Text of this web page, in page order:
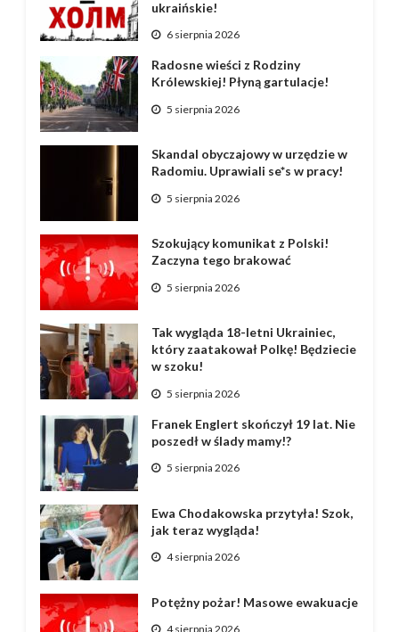
ukraińskie!
6 sierpnia 2026
Radosne wieści z Rodziny
Królewskiej! Płyną gartulacje!
5 sierpnia 2026
Skandal obyczajowy w urzędzie w
Radomiu. Uprawiali se*s w pracy!
5 sierpnia 2026
Szokujący komunikat z Polski!
Zaczyna tego brakować
5 sierpnia 2026
Tak wygląda 18-letni Ukrainiec,
który zaatakował Polkę! Będziecie
w szoku!
5 sierpnia 2026
Franek Englert skończył 19 lat. Nie
poszedł w ślady mamy!?
5 sierpnia 2026
Ewa Chodakowska przytyła! Szok,
jak teraz wygląda!
4 sierpnia 2026
Potężny pożar! Masowe ewakuacje
4 sierpnia 2026